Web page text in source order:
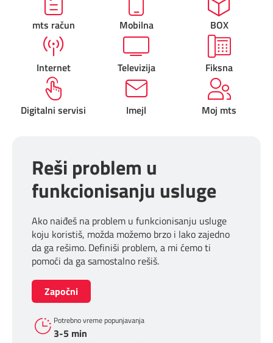
Prilagođeno tebi
Putuj pametnije
mts račun Mobilna BOX
Internet Televizija Fiksna
Digitalni servisi Imejl Moj mts
Reši problem u
funkcionisanju usluge
Ako naiđeš na problem u funkcionisanju usluge
koju koristiš, možda možemo brzo i lako zajedno
da ga rešimo. Definiši problem, a mi ćemo ti
pomoći da ga samostalno rešiš.
Započni
Potrebno vreme popunjavanja
3-5 min